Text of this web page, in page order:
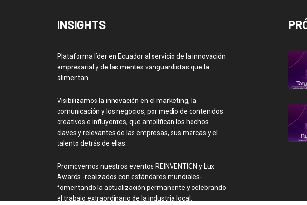
INSIGHTS
Plataforma líder en Ecuador al servicio de la innovación
empresarial y de las mentes vanguardistas que la
alimentan.
Visibilizamos la innovación en el marketing, la
comunicación y los negocios, por medio de contenidos
creativos e influyentes, que amplifican los hechos
claves y relevantes de las empresas, sus marcas y el
talento detrás de ellas.
Promovemos nuestros eventos REINVENTION y Lux
Awards -realizados con estándares mundiales-
fomentando la actualización permanente y celebrando
el trabajo extraordinario de la industria local.